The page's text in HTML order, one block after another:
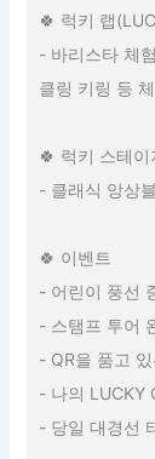
🍀 럭키 랩
- 바리스타 체
클링 키링 등
🍀 럭키 스테이
- 클래식 앙상
🍀 이벤트
- 어린이 풍선
- 스탬프 투어
- QR을 품고
- 나의 LUCKY
- 당일 대경선